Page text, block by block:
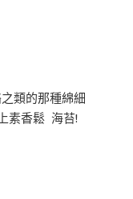
類的那種綿細
素香鬆 海苔!